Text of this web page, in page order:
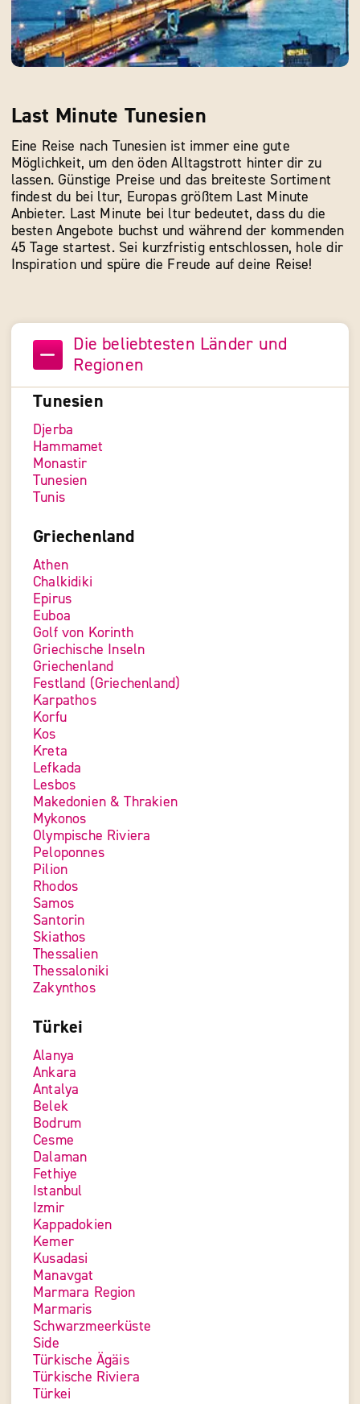
Last Minute Tunesien
Eine Reise nach Tunesien ist immer eine gute
Möglichkeit, um den öden Alltagstrott hinter dir zu
lassen. Günstige Preise und das breiteste Sortiment
findest du bei ltur, Europas größtem Last Minute
Anbieter. Last Minute bei ltur bedeutet, dass du die
besten Angebote buchst und während der kommenden
45 Tage startest. Sei kurzfristig entschlossen, hole dir
Inspiration und spüre die Freude auf deine Reise!
Die beliebtesten Länder und
Regionen
Tunesien
Djerba
Hammamet
Monastir
Tunesien
Tunis
Griechenland
Athen
Chalkidiki
Epirus
Euboa
Golf von Korinth
Griechische Inseln
Griechenland
Festland (Griechenland)
Karpathos
Korfu
Kos
Kreta
Lefkada
Lesbos
Makedonien & Thrakien
Mykonos
Olympische Riviera
Peloponnes
Pilion
Rhodos
Samos
Santorin
Skiathos
Thessalien
Thessaloniki
Zakynthos
Türkei
Alanya
Ankara
Antalya
Belek
Bodrum
Cesme
Dalaman
Fethiye
Istanbul
Izmir
Kappadokien
Kemer
Kusadasi
Manavgat
Marmara Region
Marmaris
Schwarzmeerküste
Side
Türkische Ägäis
Türkische Riviera
Türkei